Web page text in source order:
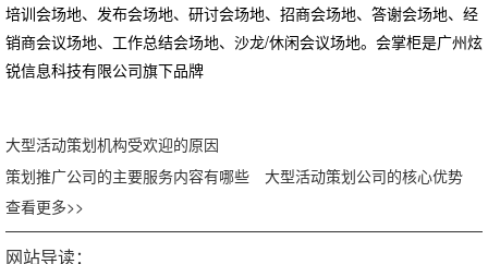
培训会场地、发布会场地、研讨会场地、招商会场地、答谢会场地、经
销商会议场地、工作总结会场地、沙龙/休闲会议场地。会掌柜是广州炫
锐信息科技有限公司旗下品牌
大型活动策划机构受欢迎的原因
策划推广公司的主要服务内容有哪些
大型活动策划公司的核心优势
查看更多>>
网站导读：